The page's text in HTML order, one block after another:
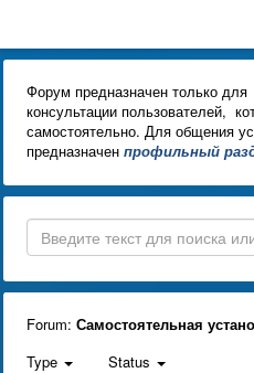
Форум предназначен только для
консультации пользователей,
самостоятельно. Для общения
предназначен профильный
Forum: Самостоятельная
Type
Status